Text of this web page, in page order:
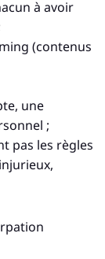
à avoir
(contenus
une
;
pas les règles